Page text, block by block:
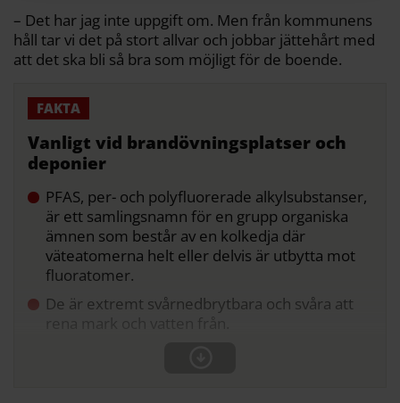
– Det har jag inte uppgift om. Men från kommunens
håll tar vi det på stort allvar och jobbar jättehårt med
att det ska bli så bra som möjligt för de boende.
Vanligt vid brandövningsplatser och
deponier
PFAS, per- och polyfluorerade alkylsubstanser,
är ett samlingsnamn för en grupp organiska
ämnen som består av en kolkedja där
väteatomerna helt eller delvis är utbytta mot
fluoratomer.
De är extremt svårnedbrytbara och svåra att
rena mark och vatten från.